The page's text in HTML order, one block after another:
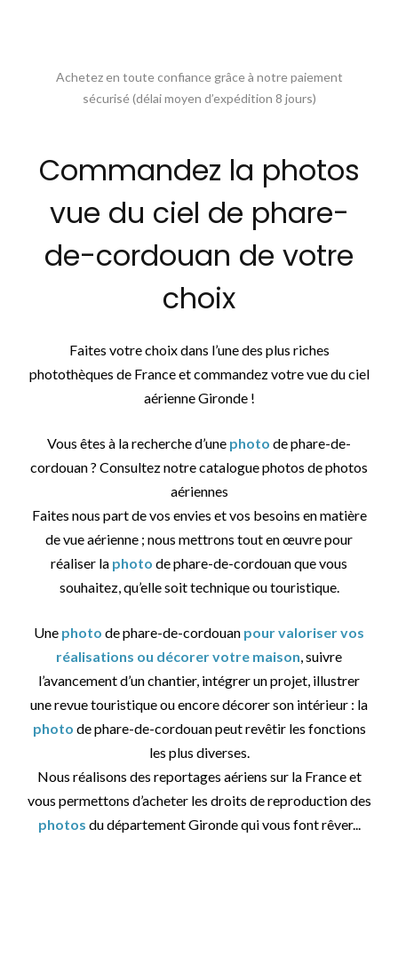
Achetez en toute confiance grâce à notre paiement
sécurisé (délai moyen d’expédition 8 jours)
Commandez la photos
vue du ciel de phare-
de-cordouan de votre
choix
Faites votre choix dans l’une des plus riches
photothèques de France et commandez votre vue du ciel
aérienne Gironde !
Vous êtes à la recherche d’une photo de phare-de-
cordouan ? Consultez notre catalogue photos de photos
aériennes
Faites nous part de vos envies et vos besoins en matière
de vue aérienne ; nous mettrons tout en œuvre pour
réaliser la photo de phare-de-cordouan que vous
souhaitez, qu’elle soit technique ou touristique.
Une photo de phare-de-cordouan pour valoriser vos
réalisations ou décorer votre maison, suivre
l’avancement d’un chantier, intégrer un projet, illustrer
une revue touristique ou encore décorer son intérieur : la
photo de phare-de-cordouan peut revêtir les fonctions
les plus diverses.
Nous réalisons des reportages aériens sur la France et
vous permettons d’acheter les droits de reproduction des
photos du département Gironde qui vous font rêver...